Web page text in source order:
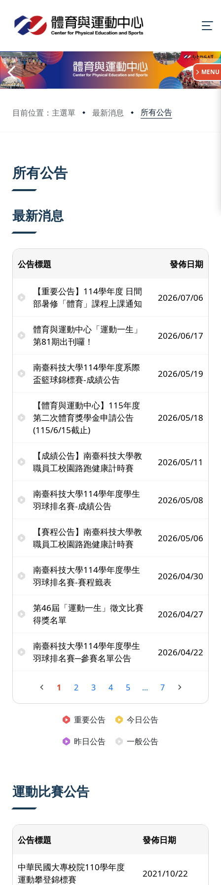
目前位置：主選單 最新消息 所有公告
:::
MENU
所有公告
最新消息
公告標題 發佈日期
【重要公告】114學年度 日間
部暑修「體育」課程上課通知
2026/07/06
體育與運動中心「運動一生」
第81期出刊囉！
2026/06/17
南臺科技大學114學年度系際
盃籃球錦標賽-成績公告
2026/05/19
【體育與運動中心】115年度
第二次體育獎學金申請公告
(115/6/15截止)
2026/05/18
【成績公告】南臺科技大學教
職員工校園路跑健康計時賽
2026/05/11
南臺科技大學114學年度學生
羽球排名賽-成績公告
2026/05/08
【賽程公告】南臺科技大學教
職員工校園路跑健康計時賽
2026/05/06
南臺科技大學114學年度學生
羽球排名賽-賽程籤表
2026/04/30
第46屆「運動一生」徵文比賽
得獎名單
2026/04/27
南臺科技大學114學年度學生
羽球排名賽─參賽名單公告
2026/04/22
1 2 3 4 5 ... 7
重要公告
今日公告
昨日公告
一般公告
運動比賽公告
公告標題 發佈日期
中華民國大專校院110學年度
運動攀登錦標賽
2021/10/22